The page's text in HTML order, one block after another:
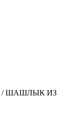
/ ШАШЛЫК ИЗ